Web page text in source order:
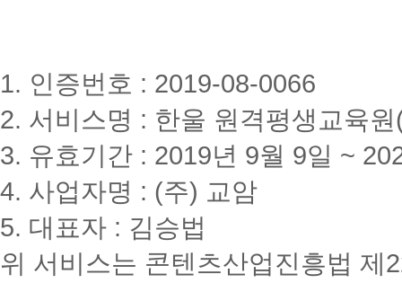
1. 인증번호 : 2019-08-0066
2. 서비스명 : 한울 원격평생교육
3. 유효기간 : 2019년 9월 9일 ~
4. 사업자명 : (주) 교암
5. 대표자 : 김승법
위 서비스는 콘텐츠산업진흥법 제